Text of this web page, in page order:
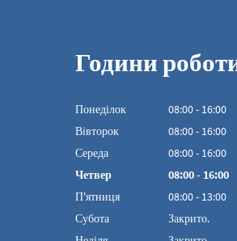
Години
Понеділок 08:00- 16:00
З 08:00 до 16:00
Вівторок 08:00- 16:00
З 08:00 до 16:00
Середа 08:00- 16:00
З 08:00 до 16:00
Четвер 08:00- 16:00
З 08:00 до 16:00
П'ятниця 08:00- 13:00
З 08:00 до 13:00
Субота
Закрито.